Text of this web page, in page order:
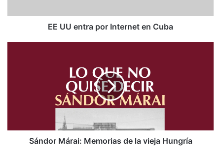
EE UU entra por Internet en Cuba
Sándor Márai: Memorias de la vieja Hungría